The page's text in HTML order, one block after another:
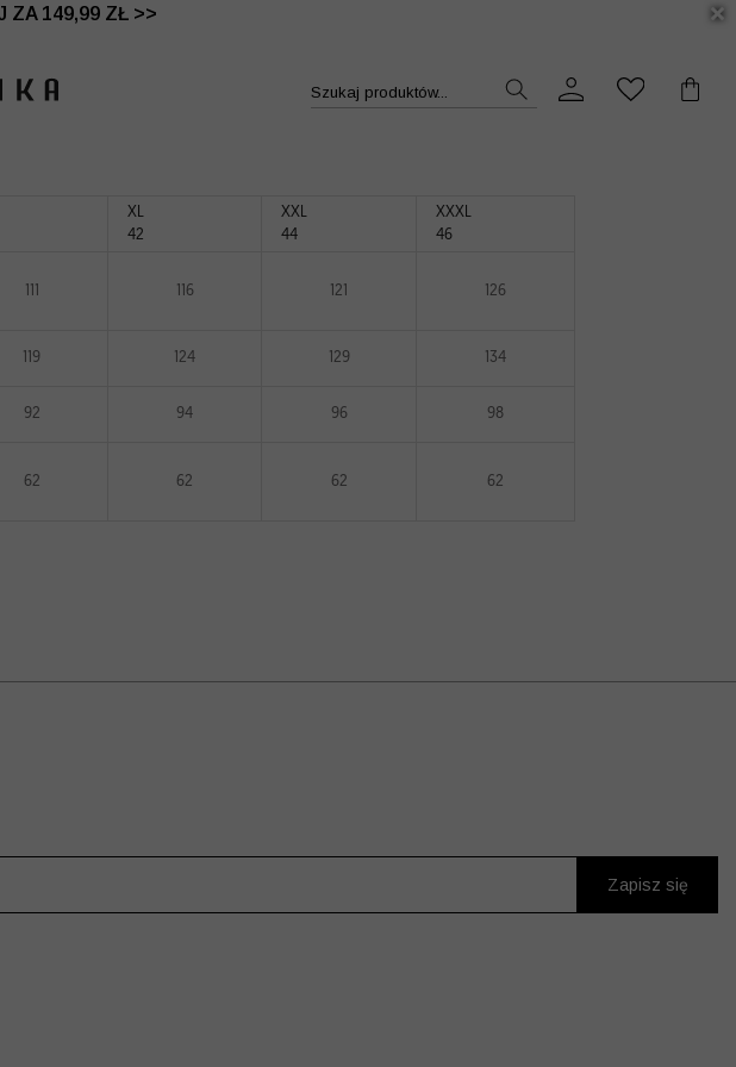
ZA 149,99 ZŁ >>
I TRZECI PRODUKT >>
Szukaj produktów...
XL
42
XXL
44
XXXL
46
116 121 126
119 124 129 134
92 94 96 98
62 62 62 62